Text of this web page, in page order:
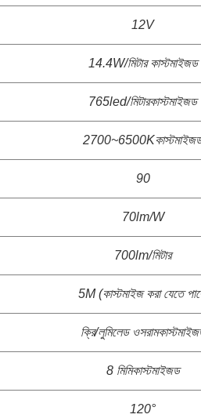
12V
14.4W/মিটার কাস্টমাইজড
765led/মিটারকাস্টমাইজড
2700~6500K
90
70lm/W
700lm/মিটার
5M (কাস্টমাইজ করা যেতে
ক্রি/লুমিলেড ওসরাম
8 মিমিকাস্টমাইজড
120°